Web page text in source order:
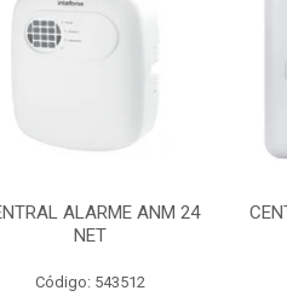
ALARME ANM 24
NET
Código: 543512